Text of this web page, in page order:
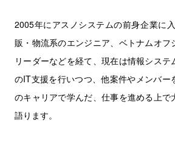
2005年にアスノシステムの前身企業に
販・物流系のエンジニア、ベトナムオフ
リーダーなどを経て、現在は情報シス
のIT支援を行いつつ、他案件やメンバー
のキャリアで学んだ、仕事を進める上で
語ります。